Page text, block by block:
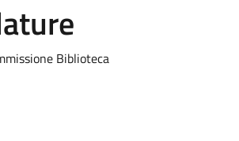
Biblioteca